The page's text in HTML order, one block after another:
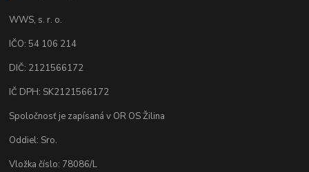
WWS, s. r. o.
IČO: 54 106 214
DIČ: 2121566172
IČ DPH: SK2121566172
Spoločnosť je zapísaná v OR OS Žilina
Oddiel: Sro.
Vložka číslo: 78086/L